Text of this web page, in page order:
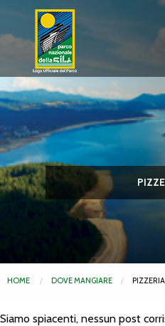
Vai al contenuto principale
HOME DOVE MANGIARE PIZZERIA
Siamo spiacenti, nessun post